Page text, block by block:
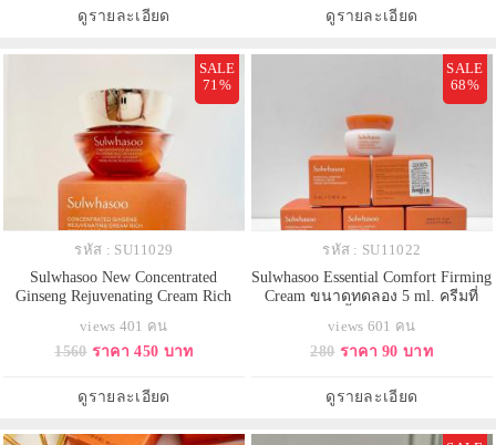
กระชับและเฟิร์ม ย้อนเวลาผิวให้แล
ดูอ่อนเยาว์ลง 2 ปี หลังจากใช
ดูรายละเอียด
ลดเลือนริ้วรอยบริเวณรอบดวงตา
ดูรายละเอียด
SALE
71%
รหัส : SU11029
Sulwhasoo New Concentrated
Ginseng Rejuvenating Cream Rich
ครีมโสมพัฒนาสูตรใหม่ทั้งไลน์ เพื่อ
ประสิทธิภาพที่ดียิ่งขึ้น ลดเลือนริ้ว
กระชับและเฟิร์ม ย้อนเวลาผิวให้แล
ดูอ่อนเยาว์ลง 2 ปี หลังจาก
views 401 คน
1560 ราคา 450 บาท
ดูรายละเอียด
SALE
68%
รหัส : SU11022
Sulwhasoo Essential Comfort Firming
Cream ขนาดทดลอง 5 ml. ครีมที่
ผิวที่แพ้ง่าย พร้อมเสริมความแข็ง
แรงให้ผิวยืดหยุ่น แลดูเรียบเนียน
views 601 คน
280 ราคา 90 บาท
ดูรายละเอียด